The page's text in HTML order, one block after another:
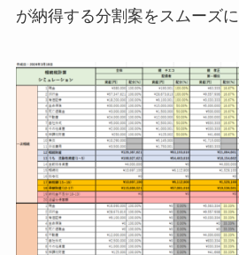
が納得する分割案をスムーズに